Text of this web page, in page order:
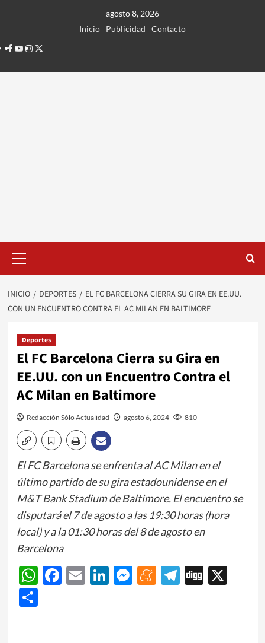
agosto 8, 2026
Inicio
Publicidad
Contacto
Facebook
Youtube
Instagram
Twitter
principal
INICIO DEPORTES
EL FC BARCELONA CIERRA SU GIRA EN EE.UU.
CON UN ENCUENTRO CONTRA EL AC MILAN EN BALTIMORE
Deportes
El FC Barcelona Cierra su Gira en
EE.UU. con un Encuentro Contra el
AC Milan en Baltimore
Redacción Sólo Actualidad agosto 6, 2024 810
El FC Barcelona se enfrenta al AC Milan en el
último partido de su gira estadounidense en el
M&T Bank Stadium de Baltimore. El encuentro se
disputará el 7 de agosto a las 19:30 horas (hora
local) y a la 01:30 horas del 8 de agosto en
Barcelona
WhatsApp
Facebook
EmailLinkedIn
Messenger
Meneame
Telegram
Digg
X
Share